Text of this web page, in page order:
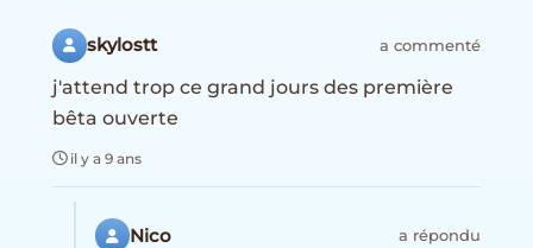
skylostt a commenté
j'attend trop ce grand jours des première
bêta ouverte
il y a 9 ans
Nico a répondu